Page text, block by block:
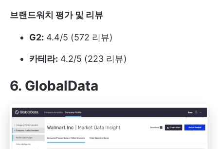
브랜드워치 평가 및 리뷰
G2: 4.4/5 (572 리뷰)
카테라: 4.2/5 (223 리뷰)
6. GlobalData